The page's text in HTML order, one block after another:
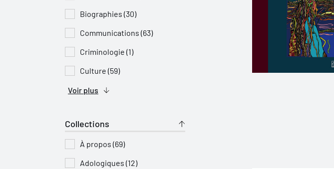
Biographies (30)
Communications (63)
Criminologie (1)
Culture (59)
Voir plus
Collections
À propos (69)
Adologiques (12)